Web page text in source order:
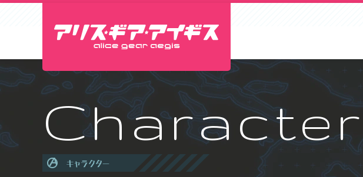
キャラクター